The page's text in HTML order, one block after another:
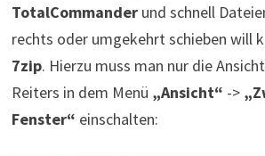
TotalCommanderund schnell
rechts oder umgekehrt schieben will
7zip. Hierzu muss man nur die
Reiters in dem Menü „Ansicht“ ->
Fenster“ einschalten: